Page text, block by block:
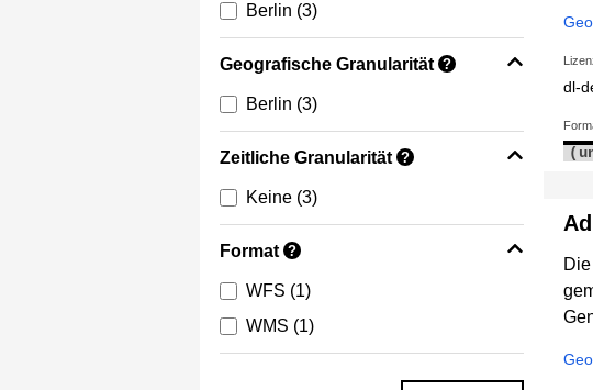
Berlin (3)
Geografische Granularität ?
Berlin (3)
Zeitliche Granularität ?
Keine (3)
Format ?
WFS (1)
WMS (1)
dl-